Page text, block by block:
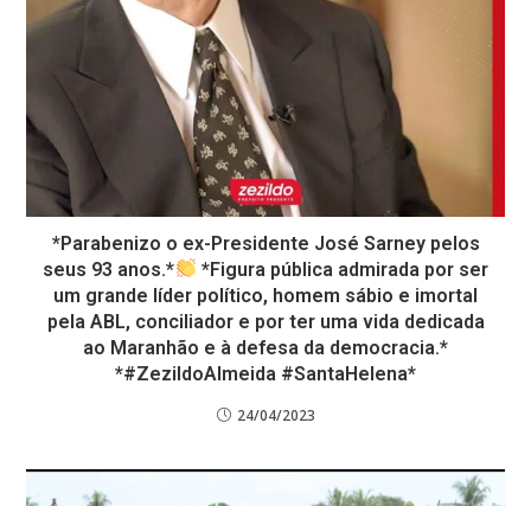
*Parabenizo o ex-Presidente José Sarney pelos
seus 93 anos.*
*Figura pública admirada por ser
um grande líder político, homem sábio e imortal
pela ABL, conciliador e por ter uma vida dedicada
ao Maranhão e à defesa da democracia.*
*#ZezildoAlmeida #SantaHelena*
24/04/2023